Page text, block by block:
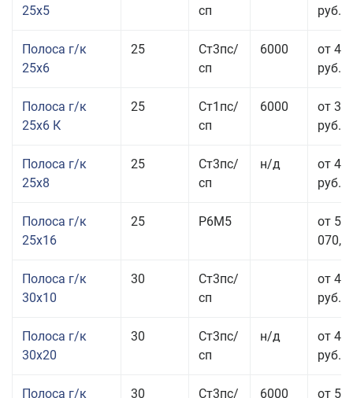
25x5
сп
руб.
Полоса г/к
25x6
25
Ст3пс/
сп
6000
от 44
руб.
Полоса г/к
25x6 К
25
Ст1пс/
сп
6000
от 35
руб.
Полоса г/к
25x8
25
Ст3пс/
сп
н/д
от 44
руб.
Полоса г/к
25x16
25 Р6М5
от
Полоса г/к
30x10
30
Ст3пс/
сп
от 46
руб.
Полоса г/к
30x20
30
Ст3пс/
сп
н/д
от 44
руб.
Полоса г/к 30 Ст3пс/ 6000 от 50